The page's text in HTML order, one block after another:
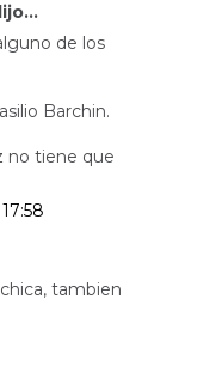
de los
Barchin.
no tiene que
tambien